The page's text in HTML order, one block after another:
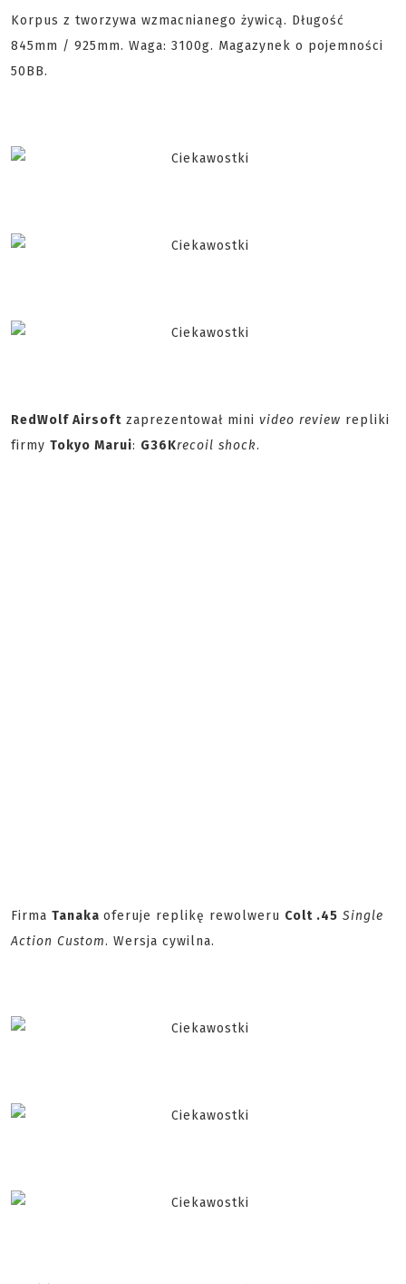
Korpus z tworzywa wzmacnianego żywicą. Długość
845mm / 925mm. Waga: 3100g. Magazynek o pojemności
50BB.
RedWolf Airsoft zaprezentował mini video review repliki
firmy Tokyo Marui: G36Krecoil shock.
Firma Tanaka oferuje replikę rewolweru Colt .45 Single
Action Custom. Wersja cywilna.